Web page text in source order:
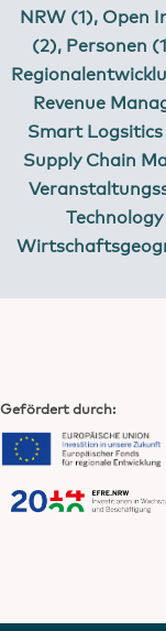
NRW (1), Open
(2), Personen
Revenue
Smart
Supply Chain
Gefördert durch: